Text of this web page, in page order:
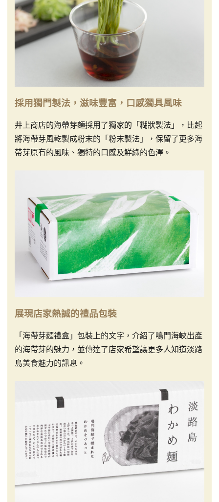
採用獨門製法，滋味豐富，口感獨具風味
井上商店的海帶芽麵採用了獨家的「糊狀製法」，比起
將海帶芽風乾製成粉末的「粉末製法」，保留了更多海
帶芽原有的風味、獨特的口感及鮮綠的色澤。
展現店家熱誠的禮品包裝
「海帶芽麵禮盒」包裝上的文字，介紹了鳴門海峽出產
的海帶芽的魅力，並傳達了店家希望讓更多人知道淡路
島美食魅力的訊息。